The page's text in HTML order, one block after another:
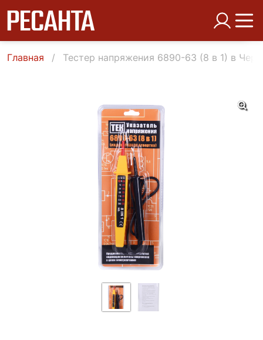
Главная Тестер напряжения 6890-63 (8 в 1) в